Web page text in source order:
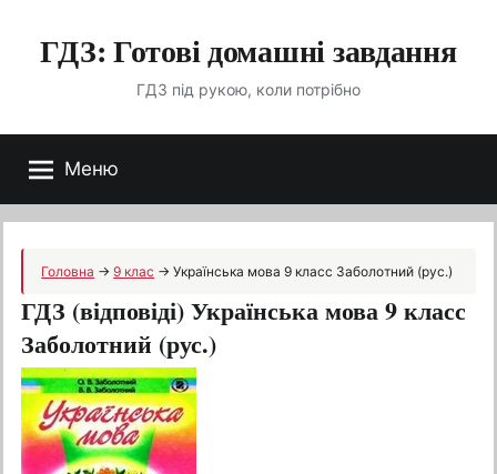
ГДЗ: Готові домашні завдання
ГДЗ під рукою, коли потрібно
Меню
Головна →9 клас →Українська мова 9 класс Заболотний (рус.)
ГДЗ (відповіді) Українська мова 9 класс
Заболотний (рус.)